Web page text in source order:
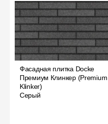
Фасадная плитка Docke
Премиум Клинкер (Premium
Klinker)
Серый